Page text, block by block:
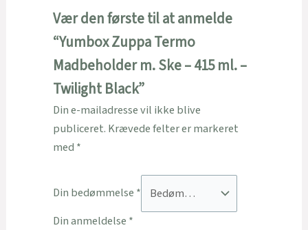
Vær den første til at anmelde
“Yumbox Zuppa Termo
Madbeholder m. Ske – 415 ml. –
Twilight Black”
Din e-mailadresse vil ikke blive
publiceret. Krævede felter er markeret
med *
Din bedømmelse *
Din anmeldelse *